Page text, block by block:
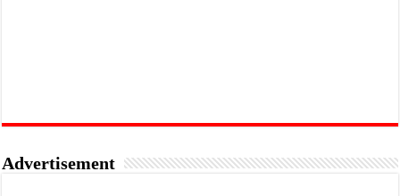
Advertisement